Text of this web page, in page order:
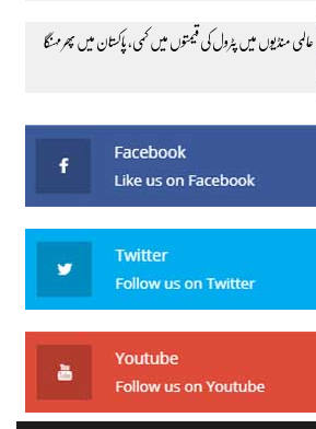
عالمی منڈیوں میں پٹرول کی قیمتوں میں کمی، پاکستان میں پھر مہنگا